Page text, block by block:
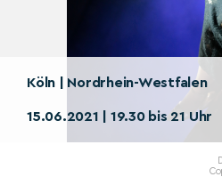
Köln | Nordrhein-Westfalen
15.06.2021 | 19.30 bis 21 Uhr